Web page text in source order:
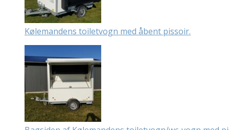
Kølemandens toiletvogn med åbent pissoir.